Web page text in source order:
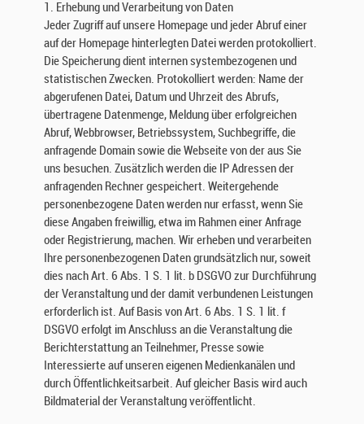
1. Erhebung und Verarbeitung von Daten
Jeder Zugriff auf unsere Homepage und jeder Abruf einer
auf der Homepage hinterlegten Datei werden protokolliert.
Die Speicherung dient internen systembezogenen und
statistischen Zwecken. Protokolliert werden: Name der
abgerufenen Datei, Datum und Uhrzeit des Abrufs,
übertragene Datenmenge, Meldung über erfolgreichen
Abruf, Webbrowser, Betriebssystem, Suchbegriffe, die
anfragende Domain sowie die Webseite von der aus Sie
uns besuchen. Zusätzlich werden die IP Adressen der
anfragenden Rechner gespeichert. Weitergehende
personenbezogene Daten werden nur erfasst, wenn Sie
diese Angaben freiwillig, etwa im Rahmen einer Anfrage
oder Registrierung, machen. Wir erheben und verarbeiten
Ihre personenbezogenen Daten grundsätzlich nur, soweit
dies nach Art. 6 Abs. 1 S. 1 lit. b DSGVO zur Durchführung
der Veranstaltung und der damit verbundenen Leistungen
erforderlich ist. Auf Basis von Art. 6 Abs. 1 S. 1 lit. f
DSGVO erfolgt im Anschluss an die Veranstaltung die
Berichterstattung an Teilnehmer, Presse sowie
Interessierte auf unseren eigenen Medienkanälen und
durch Öffentlichkeitsarbeit. Auf gleicher Basis wird auch
Bildmaterial der Veranstaltung veröffentlicht.
D
a
t
e
n
w
e
r
d
e
n
i
m
a
h
e
n
d
e
r
g
e